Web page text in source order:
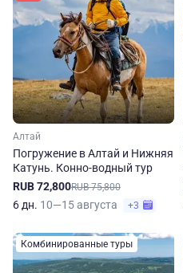
Алтай
Погружение в Алтай и Нижняя
Катунь. Конно-водный тур
RUB 72,800RUB 75,800
6 дн. 10—15 августа +3
Комбинированные туры